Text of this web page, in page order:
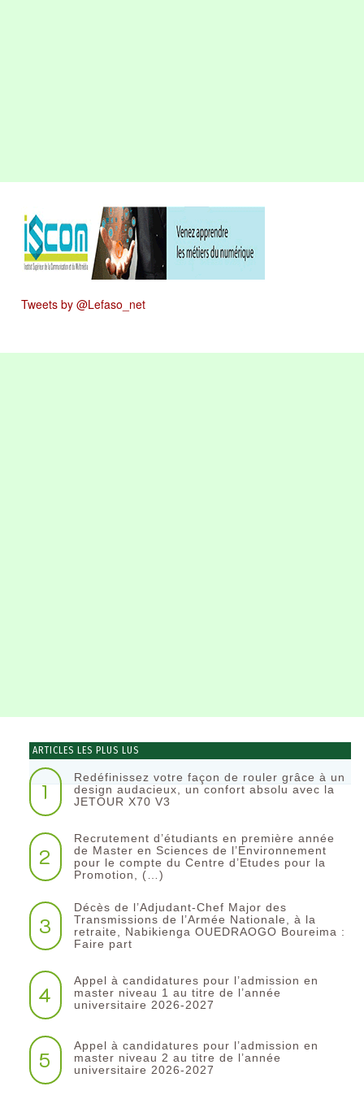
Tweets by @Lefaso_net
ARTICLES LES PLUS LUS
1
Redéfinissez votre façon de rouler grâce à un
design audacieux, un confort absolu avec la
JETOUR X70 V3
2
Recrutement d’étudiants en première année
de Master en Sciences de l’Environnement
pour le compte du Centre d’Etudes pour la
Promotion, (…)
3
Décès de l’Adjudant-Chef Major des
Transmissions de l’Armée Nationale, à la
retraite, Nabikienga OUEDRAOGO Boureima :
Faire part
4
Appel à candidatures pour l’admission en
master niveau 1 au titre de l’année
universitaire 2026-2027
5
Appel à candidatures pour l’admission en
master niveau 2 au titre de l’année
universitaire 2026-2027